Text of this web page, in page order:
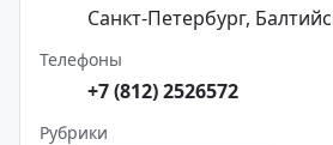
Санкт-Петербург,
Телефоны
+7 (812) 2526572
Рубрики